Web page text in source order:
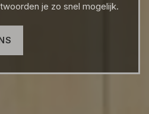
je zo snel mogelijk.